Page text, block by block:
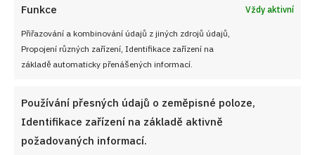
Funkce Vždy aktivní
Přiřazování a kombinování údajů z jiných zdrojů údajů,
Propojení různých zařízení, Identifikace zařízení na
základě automaticky přenášených informací.
Používání přesných údajů o zeměpisné poloze,
Identifikace zařízení na základě aktivně
požadovaných informací.